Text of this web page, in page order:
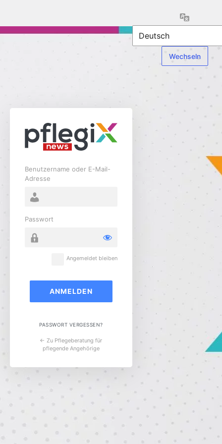
Benutzername oder E-Mail-
Adresse
Passwort
Angemeldet bleiben
PASSWORT VERGESSEN?
← Zu Pflegeberatung für
pflegende Angehörige
Sprache